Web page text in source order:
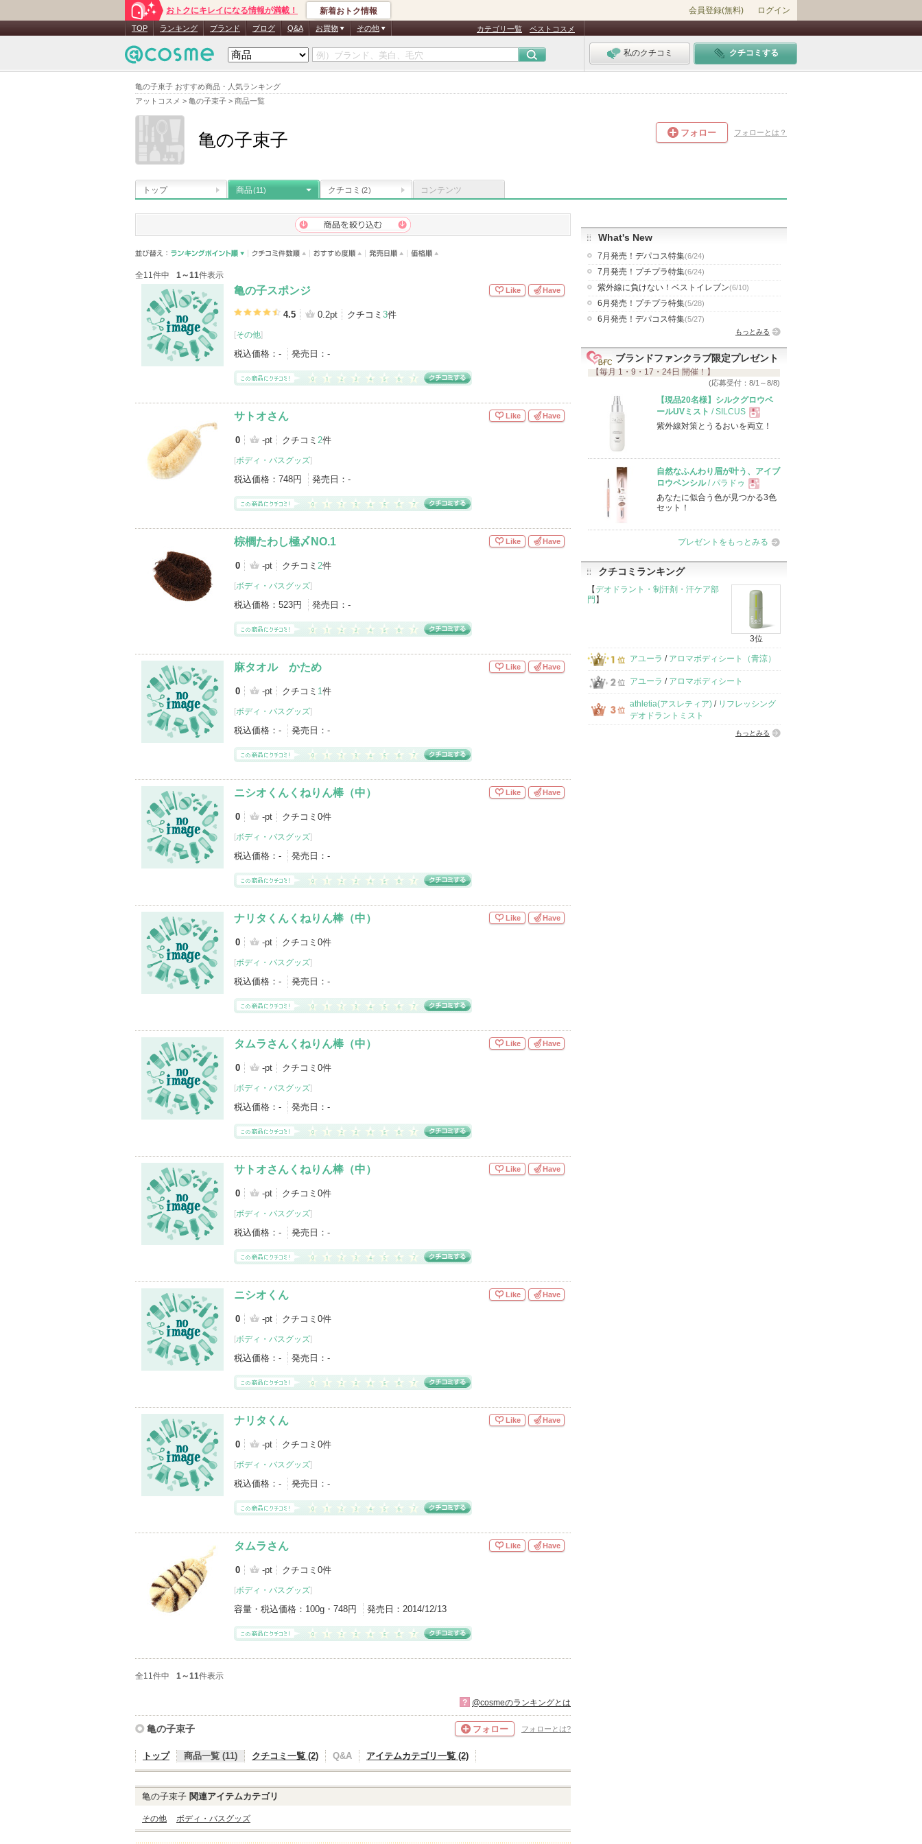
亀の子束子 おすすめ商品・人気ランキング
アットコスメ > 亀の子束子 > 商品一覧
おトクにキレイになる情報が満載！ 新着おトク情報 会員登録(無料) ログイン
TOP ランキング ブランド ブログ Q&A お買物 その他 カテゴリ一覧 ベストコスメ
私のクチコミ クチコミする
亀の子束子 フォロー フォローとは？
トップ 商品(11) クチコミ (2) コンテンツ
全11件中 1～11件表示
亀の子スポンジ
4.5 0.2pt クチコミ 3件
[その他]
税込価格： - 発売日： -
Like Have
サトオさん
0 -pt クチコミ 2件
[ボディ・バスグッズ]
税込価格： 748円 発売日： -
Like Have
棕櫚たわし極〆NO.1
0 -pt クチコミ 2件
[ボディ・バスグッズ]
税込価格： 523円 発売日： -
Like Have
麻タオル かため
0 -pt クチコミ 1件
[ボディ・バスグッズ]
税込価格： - 発売日： -
Like Have
ニシオくんくねりん棒（中）
0 -pt クチコミ0件
[ボディ・バスグッズ]
税込価格： - 発売日： -
Like Have
ナリタくんくねりん棒（中）
0 -pt クチコミ0件
[ボディ・バスグッズ]
税込価格： - 発売日： -
Like Have
タムラさんくねりん棒（中）
0 -pt クチコミ0件
[ボディ・バスグッズ]
税込価格： - 発売日： -
Like Have
サトオさんくねりん棒（中）
0 -pt クチコミ0件
[ボディ・バスグッズ]
税込価格： - 発売日： -
Like Have
ニシオくん
0 -pt クチコミ0件
[ボディ・バスグッズ]
税込価格： - 発売日： -
Like Have
ナリタくん
0 -pt クチコミ0件
[ボディ・バスグッズ]
税込価格： - 発売日： -
Like Have
タムラさん
0 -pt クチコミ0件
[ボディ・バスグッズ]
容量・税込価格： 100g・748円 発売日： 2014/12/13
Like Have
全11件中 1～11件表示
? @cosmeのランキングとは
亀の子束子 フォロー フォローとは?
トップ 商品一覧 (11) クチコミ一覧 (2) Q&A アイテムカテゴリ一覧 (2)
亀の子束子 関連アイテムカテゴリ
その他 ボディ・バスグッズ
What's New
7月発売！デパコス特集(6/24)
7月発売！プチプラ特集(6/24)
紫外線に負けない！ベストイレブン(6/10)
6月発売！プチプラ特集(5/28)
6月発売！デパコス特集(5/27)
もっとみる
ブランドファンクラブ限定プレゼント
【毎月 1・9・17・24日 開催！】
(応募受付：8/1～8/8)
【現品20名様】シルクグロウベ
ールUVミスト / SILCUS
現
品
紫外線対策とうるおいを両立！
自然なふんわり眉が叶う、アイブ
ロウペンシル/ パラドゥ
現
品
あなたに似合う色が見つかる3色
セット！
プレゼントをもっとみる
クチコミランキング
【デオドラント・制汗剤・汗ケア部
門 】
3位
アユーラ / アロマボディシート（青涼）
アユーラ / アロマボディシート
athletia(アスレティア) / リフレッシング
デオドラントミスト
もっとみる